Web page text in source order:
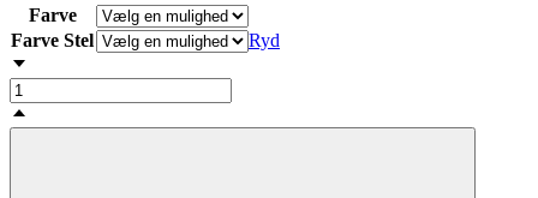
Farve
Farve Stel
Ryd